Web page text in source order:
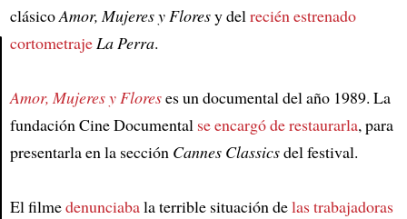
Article
clásicoAmor, Mujeres y Floresy delrecién estrenado
cortometrajeLa Perra.
Amor, Mujeres y Floreses un documental del año 1989. La
fundación Cine Documental se encargó de restaurarla, para
presentarla en la sección Cannes Classicsdel festival.
El filmedenunciabala terrible situación delas trabajadoras